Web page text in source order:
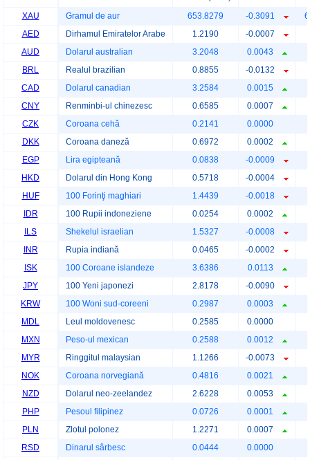
XAU Gramul de aur 653.8279 -0.3091
AED
Dirhamul Emiratelor Arabe 1.2190 -0.0007
AUD
Dolarul australian 3.2048 0.0043
BRL
Realul brazilian 0.8855 -0.0132
CAD
Dolarul canadian 3.2584 0.0015
CNY
Renminbi-ul chinezesc 0.6585 0.0007
CZK
Coroana cehă 0.2141 0.0000
DKK
Coroana daneză 0.6972 0.0002
EGP
Lira egipteană 0.0838 -0.0009
HKD
Dolarul din Hong Kong 0.5718 -0.0004
HUF
100 Forinţi maghiari 1.4439 -0.0018
IDR
100 Rupii indoneziene 0.0254 0.0002
ILS
Shekelul israelian 1.5327 -0.0008
INR
Rupia indiană 0.0465 -0.0002
ISK
100 Coroane islandeze 3.6386 0.0113
JPY
100 Yeni japonezi 2.8178 -0.0090
KRW
100 Woni sud-coreeni 0.2987 0.0003
MDL
Leul moldovenesc 0.2585 0.0000
MXN
Peso-ul mexican 0.2588 0.0012
MYR
Ringgitul malaysian 1.1266 -0.0073
NOK
Coroana norvegiană 0.4816 0.0021
NZD
Dolarul neo-zeelandez 2.6228 0.0053
PHP
Pesoul filipinez 0.0726 0.0001
PLN
Zlotul polonez 1.2271 0.0007
RSD
Dinarul sârbesc 0.0444 0.0000